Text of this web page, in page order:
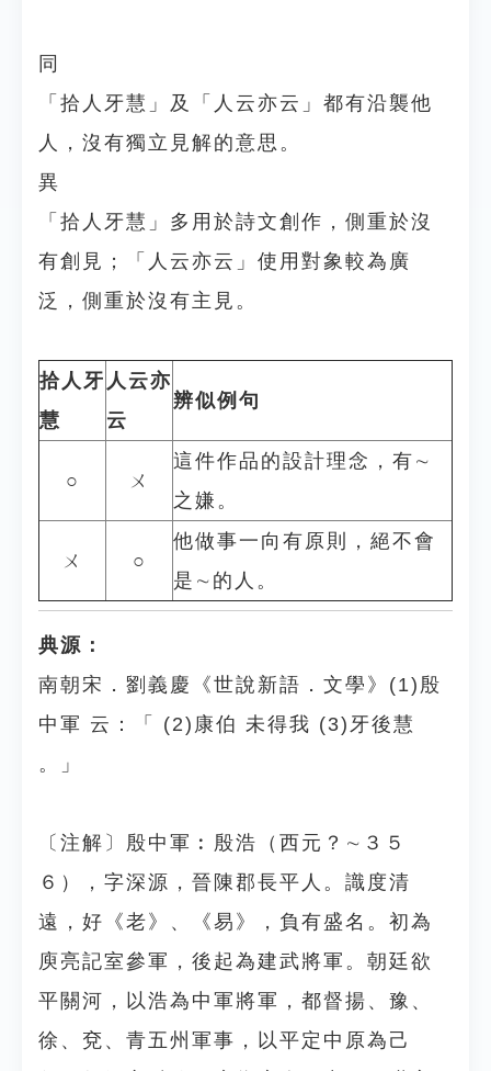
同
「拾人牙慧」及「人云亦云」都有沿襲他
人，沒有獨立見解的意思。
異
「拾人牙慧」多用於詩文創作，側重於沒
有創見；「人云亦云」使用對象較為廣
泛，側重於沒有主見。
拾人牙
慧
人云亦
云
辨似例句
○ ㄨ
這件作品的設計理念，有∼
之嫌。
ㄨ ○
他做事一向有原則，絕不會
是∼的人。
典源：
南朝宋．劉義慶《世說新語．文學》(1)殷
中軍 云：「 (2)康伯 未得我 (3)牙後慧
。」
〔注解〕殷中軍︰殷浩（西元？∼３５
６），字深源，晉陳郡長平人。識度清
遠，好《老》、《易》，負有盛名。初為
庾亮記室參軍，後起為建武將軍。朝廷欲
平關河，以浩為中軍將軍，都督揚、豫、
徐、兗、青五州軍事，以平定中原為己